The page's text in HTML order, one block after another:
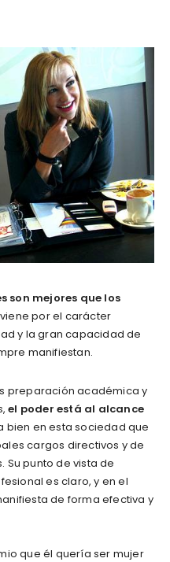
son mejores que los
por el carácter
y la gran capacidad de
manifiestan.
preparación académica y
el poder está al alcance
bien en esta sociedad que
cargos directivos y de
Su punto de vista de
es claro, y en el
de forma efectiva y
que él quería ser mujer